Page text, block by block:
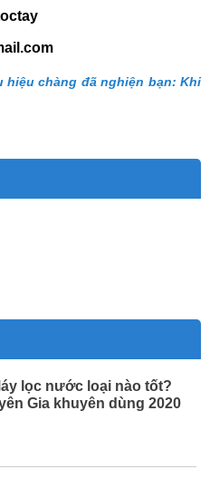
hiệu chàng đã nghiện bạn: Khi
lọc nước loại nào tốt?
Gia khuyên dùng 2020